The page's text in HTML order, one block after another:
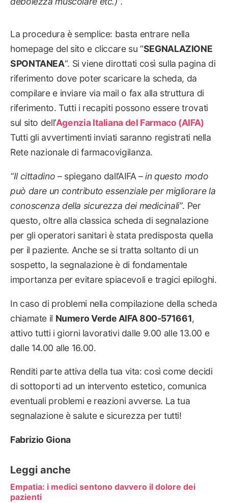
La procedura è semplice: basta entrare nella
homepage del sito e cliccare su “SEGNALAZIONE
SPONTANEA“. Si viene dirottati così sulla pagina di
riferimento dove poter scaricare la scheda, da
compilare e inviare via mail o fax alla struttura di
riferimento. Tutti i recapiti possono essere trovati
sul sito dell’Agenzia Italiana del Farmaco (AIFA)
Tutti gli avvertimenti inviati saranno registrati nella
Rete nazionale di farmacovigilanza.
“Il cittadino – spiegano dall’AIFA –in questo modo
può dare un contributo essenziale per migliorare la
conoscenza della sicurezza dei medicinali”. Per
questo, oltre alla classica scheda di segnalazione
per gli operatori sanitari è stata predisposta quella
per il paziente. Anche se si tratta soltanto di un
sospetto, la segnalazione è di fondamentale
importanza per evitare spiacevoli e tragici epiloghi.
In caso di problemi nella compilazione della scheda
chiamate il Numero Verde AIFA 800-571661,
attivo tutti i giorni lavorativi dalle 9.00 alle 13.00 e
dalle 14.00 alle 16.00.
Renditi parte attiva della tua vita: così come decidi
di sottoporti ad un intervento estetico, comunica
eventuali problemi e reazioni avverse. La tua
segnalazione è salute e sicurezza per tutti!
Fabrizio Giona
Leggi anche
Empatia: i medici sentono davvero il dolore dei
pazienti